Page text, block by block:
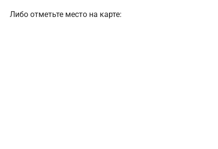
Либо отметьте место на карте: